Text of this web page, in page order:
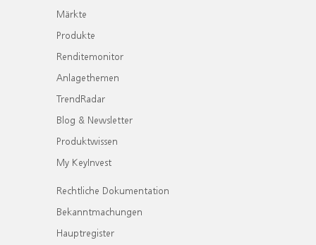
Märkte
Produkte
Renditemonitor
Anlagethemen
TrendRadar
Blog & Newsletter
Produktwissen
My KeyInvest
Rechtliche Dokumentation
Bekanntmachungen
Hauptregister